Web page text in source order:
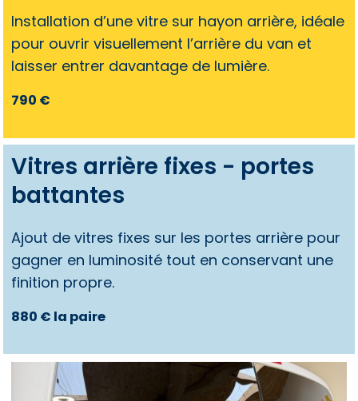
Installation d’une vitre sur hayon arrière, idéale
pour ouvrir visuellement l’arrière du van et
laisser entrer davantage de lumière.
790 €
Vitres arrière fixes - portes
battantes
Ajout de vitres fixes sur les portes arrière pour
gagner en luminosité tout en conservant une
finition propre.
880 € la paire